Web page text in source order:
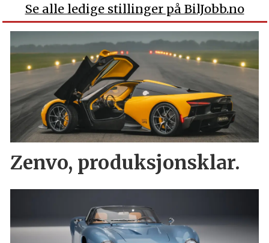
Se alle ledige stillinger på BilJobb.no
Zenvo, produksjonsklar.